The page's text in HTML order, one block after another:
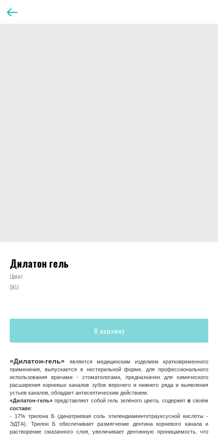
Дилатон гель
Целит
SKU:
В корзину
«Дилатон-гель»
является медицинским изделием кратковременного
применения, выпускается в нестерильной форме, для профессионального
использования врачами - стоматологами, предназначен для химического
расширения корневых каналов зубов верхнего и нижнего ряда и выявления
устьев каналов, обладает антисептическим действием.
«Дилатон-гель» представляет собой гель зелёного цвета, содержит всвоём
составе:
- 17% трилона Б (динатриевая соль этилендиаминтетрауксусной кислоты -
ЭДТА). Трилон Б обеспечивает размягчение дентина корневого канала и
растворение смазанного слоя, увеличивает дентинную проницаемость, что